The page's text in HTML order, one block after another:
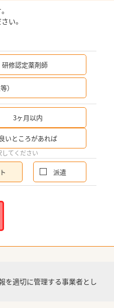
い。
研修認定薬剤師
）
3ヶ月以内
良いところがあれば
てください
派遣
を適切に管理する事業者とし